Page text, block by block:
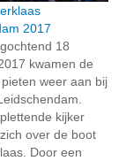
2017
18
kwamen de
weer aan bij
kijker
over de boot
Door een